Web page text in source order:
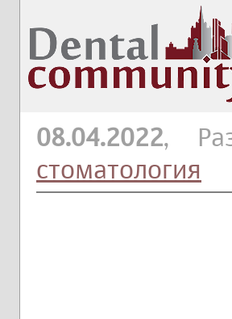
08.04.2022,
стоматология